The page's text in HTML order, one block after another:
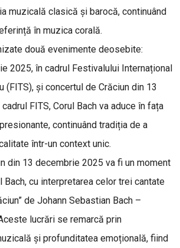
muzicală clasică și barocă, continuând
în muzica corală.
două evenimente deosebite:
2025, în cadrul Festivalului Internațional
(FITS), și concertul de Crăciun din 13
FITS, Corul Bach va aduce în fața
continuând tradiția de a
într-un context unic.
din 13 decembrie 2025 va fi un moment
Bach, cu interpretarea celor trei cantate
de Johann Sebastian Bach –
lucrări se remarcă prin
și profunditatea emoțională, fiind